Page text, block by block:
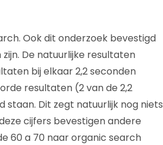
Ook dit onderzoek bevestigd
De natuurlijke resultaten
bij elkaar 2,2 seconden
resultaten (2 van de 2,2
Dit zegt natuurlijk nog niets
cijfers bevestigen andere
60 a 70 naar organic search